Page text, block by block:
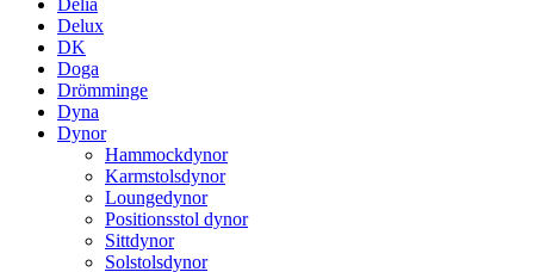
Delia
Delux
DK
Doga
Drömminge
Dyna
Dynor
Hammockdynor
Karmstolsdynor
Loungedynor
Positionsstol dynor
Sittdynor
Solstolsdynor